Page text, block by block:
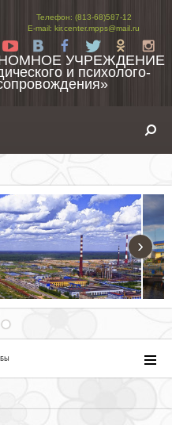
Телефон: (813-68)587-12
E-mail: kir.center.mpps@mail.ru
Yt
Tw
УЧРЕЖДЕНИЕ
и психолого-
›